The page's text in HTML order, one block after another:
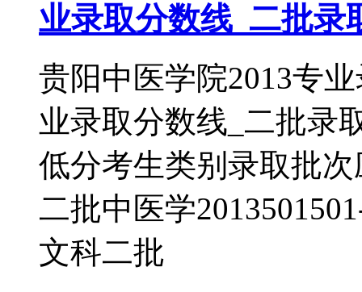
业录取分数线_二批录
贵阳中医学院2013专
业录取分数线_二批录
低分考生类别录取批次
二批中医学
文科二批